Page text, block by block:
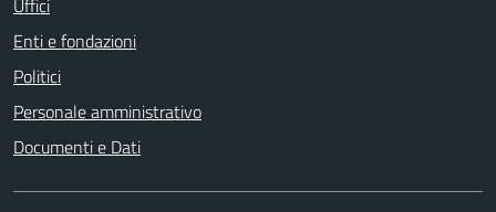
Uffici
Enti e fondazioni
Politici
Personale amministrativo
Documenti e Dati